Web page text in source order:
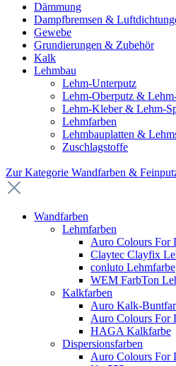
Dämmung
Dampfbremsen &
Gewebe
Grundierungen & Zubehör
Kalk
Lehmbau
Lehm-Unterputz
Lehm-Oberputz &
Lehm-Kleber & Lehm-
Lehmfarben
Lehmbauplatten &
Zuschlagstoffe
Zur Kategorie Wandfarben &
Wandfarben
Lehmfarben
Auro Colours For
Claytec Clayfix
conluto Lehmfarbe
WEM FarbTon
Kalkfarben
Auro Kalk-
Auro Colours For
HAGA Kalkfarbe
Dispersionsfarben
Auro Colours For